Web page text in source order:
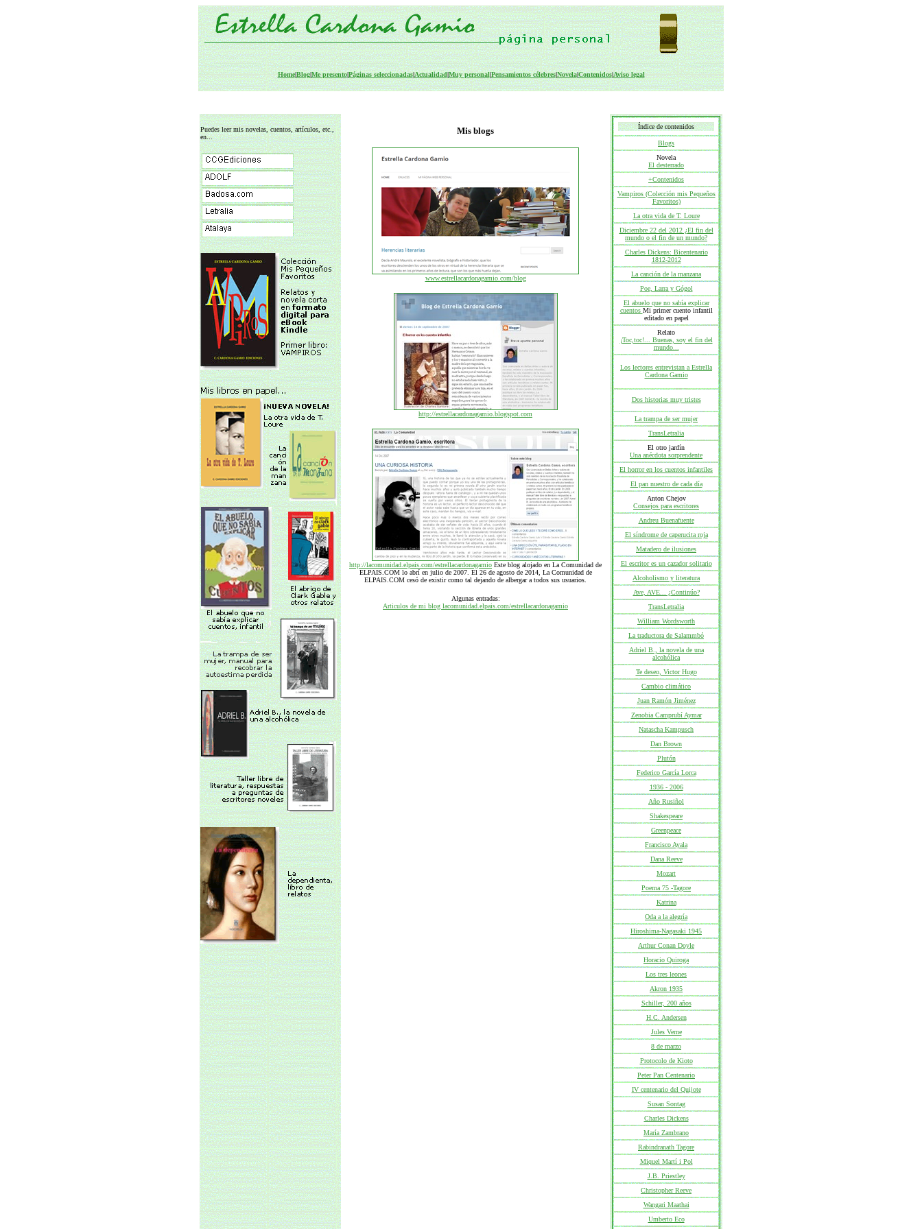
Home|Blog|Me presento|Páginas seleccionadas|Actualidad|Muy personal|Pensamientos célebres|Novela|Contenidos|Aviso legal
Puedes leer mis novelas, cuentos, artículos, etc.,
en...
Mis blogs
www.estrellacardonagamio.com/blog
http://estrellacardonagamio.blogspot.com
http://lacomunidad.elpais.com/estrellacardonagamio Este blog alojado en La Comunidad de
ELPAIS.COM lo abrí en julio de 2007. El 26 de agosto de 2014, La Comunidad de
ELPAIS.COM cesó de existir como tal dejando de albergar a todos sus usuarios.
Algunas entradas:
Articulos de mi blog lacomunidad.elpais.com/estrellacardonagamio
Índice de contenidos
Blogs
Novela
El desterrado
+Contenidos
Vampiros (Colección mis Pequeños
Favoritos)
La otra vida de T. Loure
Diciembre 22 del 2012 ¿El fin del
mundo o el fin de un mundo?
Charles Dickens: Bicentenario
1812-2012
La canción de la manzana
Poe, Larra y Gógol
El abuelo que no sabía explicar
cuentos Mi primer cuento infantil
editado en papel
Relato
¡Toc,toc!... Buenas, soy el fin del
mundo...
Los lectores entrevistan a Estrella
Cardona Gamio
Dos historias muy tristes
La trampa de ser mujer
TransLetralia
El otro jardín
Una anécdota sorprendente
El horror en los cuentos infantiles
El pan nuestro de cada día
Anton Chejov
Consejos para escritores
Andreu Buenafuente
El síndrome de caperucita roja
Matadero de ilusiones
El escritor es un cazador solitario
Alcoholismo y literatura
Ave, AVE... ¿Continúo?
TransLetralia
William Wordsworth
La traductora de Salammbó
Adriel B., la novela de una
alcohólica
Te deseo, Victor Hugo
Cambio climático
Juan Ramón Jiménez
Zenobia Camprubí Aymar
Natascha Kampusch
Dan Brown
Plutón
Federico García Lorca
1936 - 2006
Año Rusiñol
Shakespeare
Greenpeace
Francisco Ayala
Dana Reeve
Mozart
Poema 75 -Tagore
Katrina
Oda a la alegría
Hiroshima-Nagasaki 1945
Arthur Conan Doyle
Horacio Quiroga
Los tres leones
Akron 1935
Schiller, 200 años
H.C. Andersen
Jules Verne
8 de marzo
Protocolo de Kioto
Peter Pan Centenario
IV centenario del Quijote
Susan Sontag
Charles Dickens
María Zambrano
Rabindranath Tagore
Miquel Martí i Pol
J.B. Priestley
Christopher Reeve
Wangari Maathai
Umberto Eco